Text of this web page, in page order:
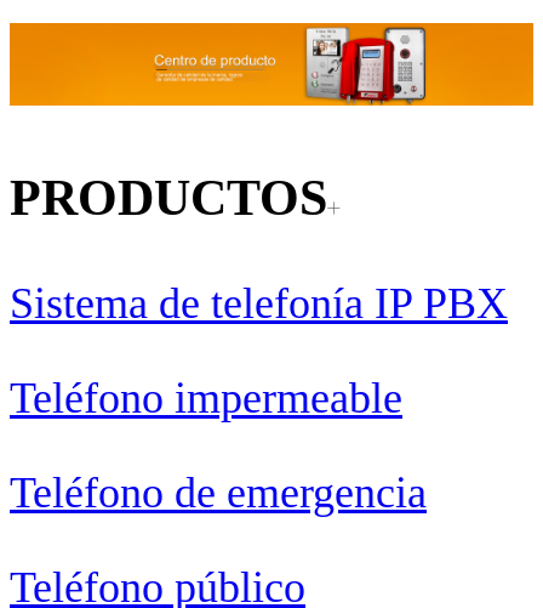
PRODUCTOS
Sistema de telefonía IP PBX
Teléfono impermeable
Teléfono de emergencia
Teléfono público